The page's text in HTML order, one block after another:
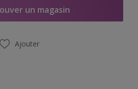
un magasin
Ajouter